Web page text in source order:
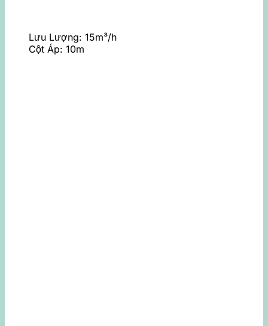
Lưu Lượng: 15m³/h
Cột Áp: 10m